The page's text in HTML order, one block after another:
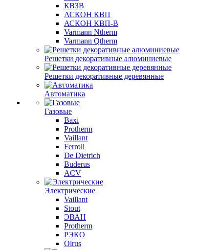
КВЗВ
АСКОН КВП
АСКОН КВП-В
Varmann Ntherm
Varmann Qtherm
Решетки декоративные алюминиевые
Решетки декоративные деревянные
Автоматика
Газовые
Baxi
Protherm
Vaillant
Ferroli
De Dietrich
Buderus
ACV
Электрические
Vaillant
Stout
ЭВАН
Protherm
РЭКО
Olrus